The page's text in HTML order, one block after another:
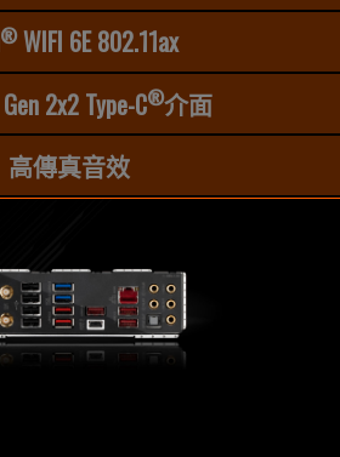
®WIFI 6E 802.11ax
2x2 Type-C®介面
高傳真音效